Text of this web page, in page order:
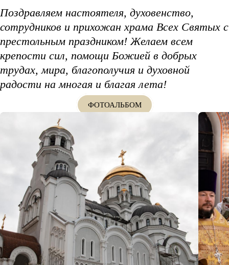
Поздравляем настоятеля, духовенство,
сотрудников и прихожан храма Всех Святых с
престольным праздником! Желаем всем
крепости сил, помощи Божией в добрых
трудах, мира, благополучия и духовной
радости на многая и благая лета!
ФОТОАЛЬБОМ